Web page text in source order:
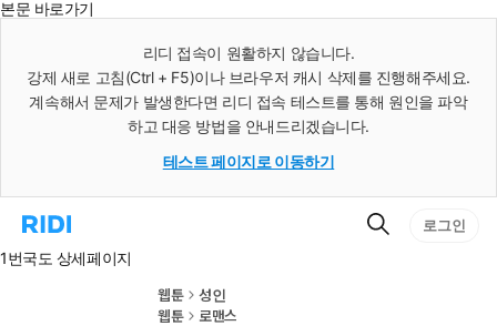
본문 바로가기
리디 접속이 원활하지 않습니다.
강제 새로 고침(Ctrl + F5)이나 브라우저 캐시 삭제를 진행해주세요.
계속해서 문제가 발생한다면 리디 접속 테스트를 통해 원인을 파악
하고 대응 방법을 안내드리겠습니다.
테스트 페이지로 이동하기
리
홈
검
로그인
1번국도 상세페이지
웹툰
성인
웹툰
로맨스